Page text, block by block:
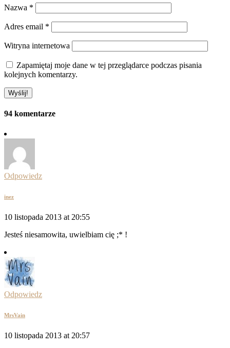
Nazwa *
Adres email *
Witryna internetowa
Zapamiętaj moje dane w tej przeglądarce podczas pisania
kolejnych komentarzy.
94 komentarze
Odpowiedz
inez
10 listopada 2013 at 20:55
Jesteś niesamowita, uwielbiam cię ;* !
Odpowiedz
MrsVain
10 listopada 2013 at 20:57